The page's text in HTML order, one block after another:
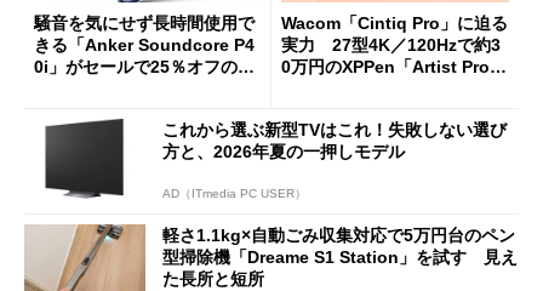
騒音を気にせず長時間使用で
きる「Anker Soundcore P4
0i」がセールで25％オフの59
Wacom「Cintiq Pro」に迫る
実力 27型4K／120Hzで約3
0万円のXPPen「Artist Pro 2
これから選ぶ新型TVはこれ！失敗しない選び
方と、2026年夏の一押しモデル
AD（ITmedia PC USER）
軽さ1.1kg×自動ごみ収集対応で5万円台のペン
型掃除機「Dreame S1 Station」を試す 見え
た長所と短所